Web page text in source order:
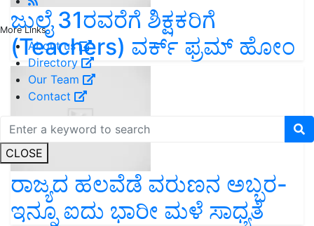
More Links
About us
Directory
Our Team
Contact
CLOSE
ಜುಲೈ 31ರವರೆಗೆ ಶಿಕ್ಷಕರಿಗೆ
(Teachers) ವರ್ಕ್ ಫ್ರಮ್‌ ಹೋಂ
ರಾಜ್ಯದ ಹಲವೆಡೆ ವರುಣನ ಅಬ್ಬರ-
ಇನ್ನೂ ಐದು ಭಾರೀ ಮಳೆ ಸಾಧ್ಯತೆ